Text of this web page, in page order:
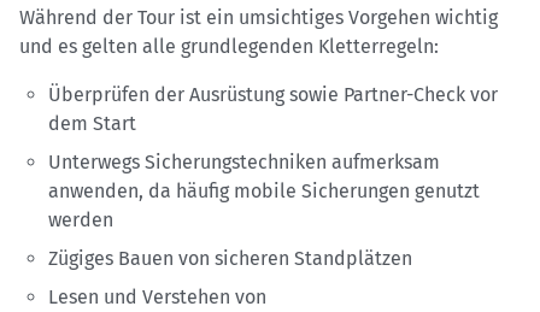
Während der Tour ist ein umsichtiges Vorgehen wichtig
und es gelten alle grundlegenden Kletterregeln:
Überprüfen der Ausrüstung sowie Partner-Check vor
dem Start
Unterwegs Sicherungstechniken aufmerksam
anwenden, da häufig mobile Sicherungen genutzt
werden
Zügiges Bauen von sicheren Standplätzen
Lesen und Verstehen von